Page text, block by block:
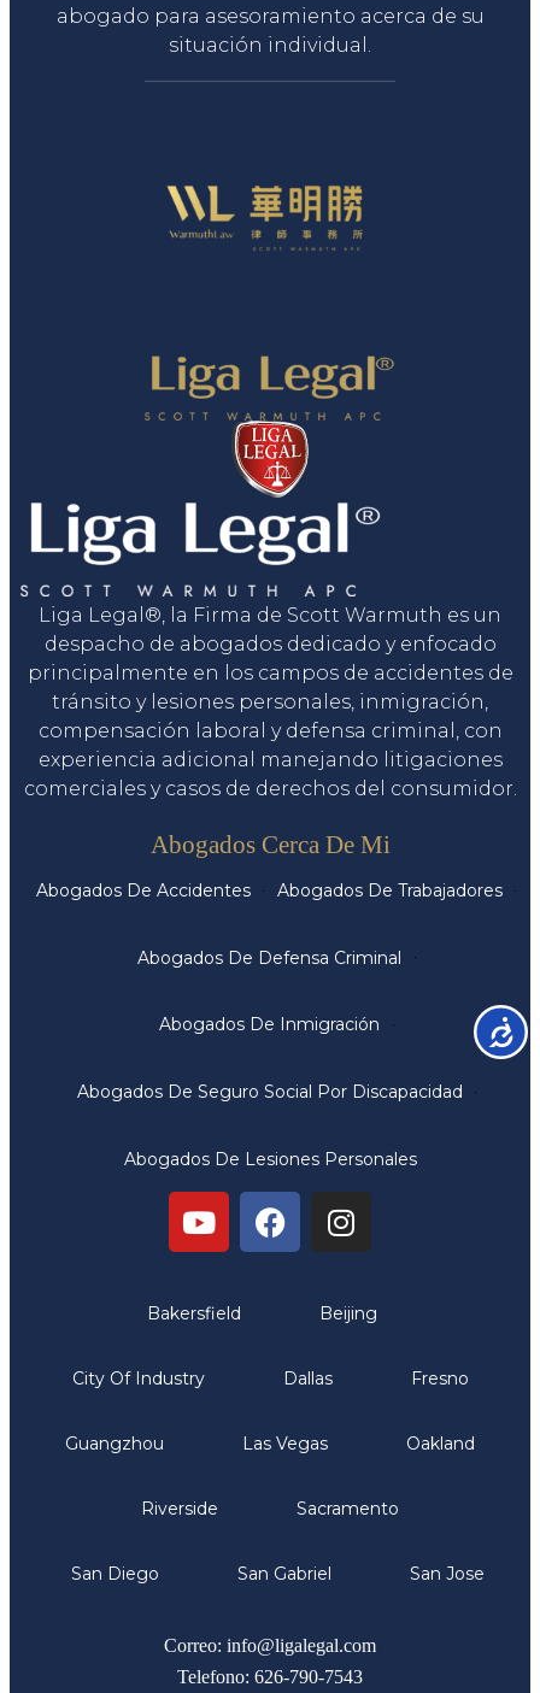
abogado para asesoramiento acerca de su
situación individual.
Liga Legal®, la Firma de Scott Warmuth es un
despacho de abogados dedicado y enfocado
principalmente en los campos de accidentes de
tránsito y lesiones personales, inmigración,
compensación laboral y defensa criminal, con
experiencia adicional manejando litigaciones
comerciales y casos de derechos del consumidor.
Abogados Cerca De Mi
Abogados De Accidentes Abogados De Trabajadores
Abogados De Defensa Criminal
Abogados De Inmigración
Abogados De Seguro Social Por Discapacidad
Abogados De Lesiones Personales
Bakersfield Beijing
City Of Industry Dallas Fresno
Guangzhou Las Vegas Oakland
Riverside Sacramento
San Diego San Gabriel San Jose
Correo: info@ligalegal.com
Telefono: 626-790-7543